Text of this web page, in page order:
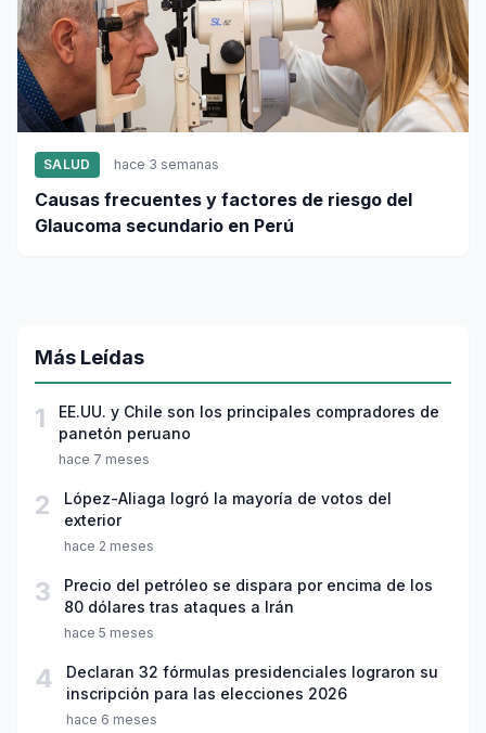
SALUD hace 3 semanas
Causas frecuentes y factores de riesgo del
Glaucoma secundario en Perú
Más Leídas
1
EE.UU. y Chile son los principales compradores de
panetón peruano
hace 7 meses
2
López-Aliaga logró la mayoría de votos del
exterior
hace 2 meses
3
Precio del petróleo se dispara por encima de los
80 dólares tras ataques a Irán
hace 5 meses
4
Declaran 32 fórmulas presidenciales lograron su
inscripción para las elecciones 2026
hace 6 meses